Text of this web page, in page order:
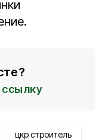
ссылку
цкр строитель